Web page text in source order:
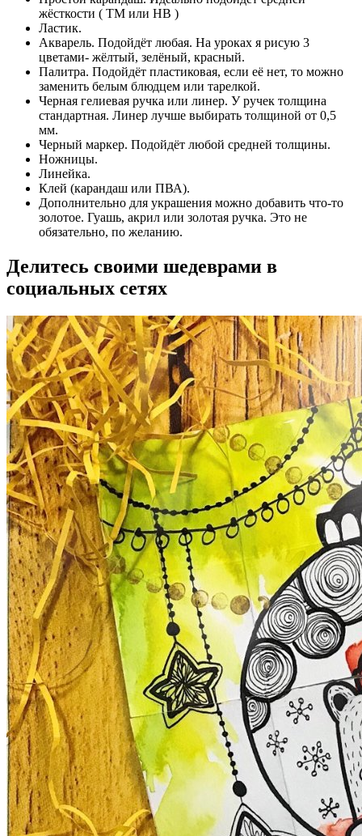
жёсткости ( ТМ или НВ )
Ластик.
Акварель. Подойдёт любая. На уроках я рисую 3
цветами- жёлтый, зелёный, красный.
Палитра. Подойдёт пластиковая, если её нет, то можно
заменить белым блюдцем или тарелкой.
Черная гелиевая ручка или линер. У ручек толщина
стандартная. Линер лучше выбирать толщиной от 0,5
мм.
Черный маркер. Подойдёт любой средней толщины.
Ножницы.
Линейка.
Клей (карандаш или ПВА).
Дополнительно для украшения можно добавить что-то
золотое. Гуашь, акрил или золотая ручка. Это не
обязательно, по желанию.
Делитесь своими шедеврами в
социальных сетях